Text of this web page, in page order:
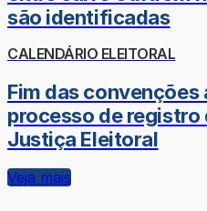
são identificadas
CALENDÁRIO ELEITORAL
Fim das convenções
processo de registro
Justiça Eleitoral
Veja mais